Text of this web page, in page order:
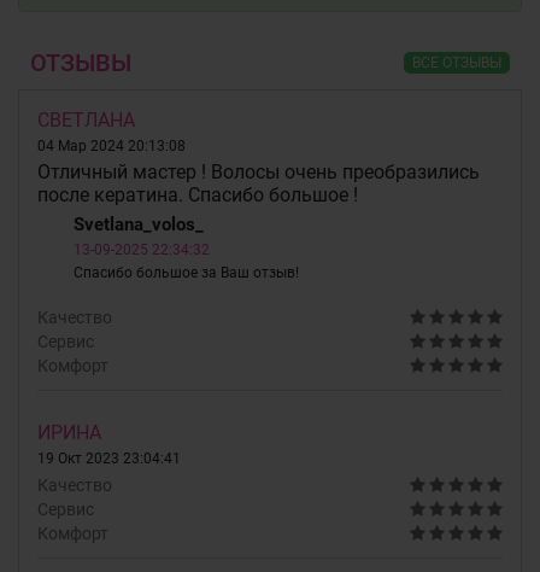
ОТЗЫВЫ ВСЕ ОТЗЫВЫ
СВЕТЛАНА
04 Мар 2024 20:13:08
Отличный мастер ! Волосы очень преобразились
после кератина. Спасибо большое !
Svetlana_volos_
13-09-2025 22:34:32
Спасибо большое за Ваш отзыв!
Качество
Сервис
Комфорт
ИРИНА
19 Окт 2023 23:04:41
Качество
Сервис
Комфорт